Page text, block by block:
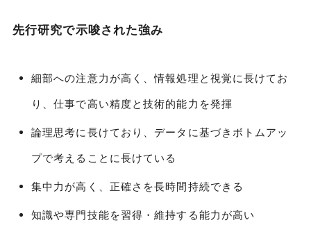
先行研究で示唆された強み
細部への注意力が高く、情報処理と視覚に長けてお
り、仕事で高い精度と技術的能力を発揮
論理思考に長けており、データに基づきボトムアッ
プで考えることに長けている
集中力が高く、正確さを長時間持続できる
知識や専門技能を習得・維持する能力が高い